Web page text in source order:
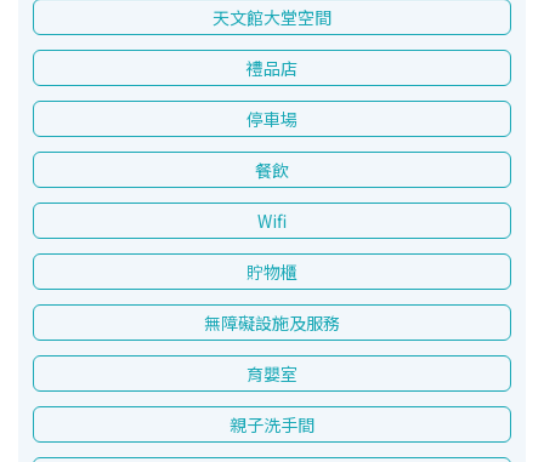
天文館大堂空間
禮品店
停車場
餐飲
Wifi
貯物櫃
無障礙設施及服務
育嬰室
親子洗手間